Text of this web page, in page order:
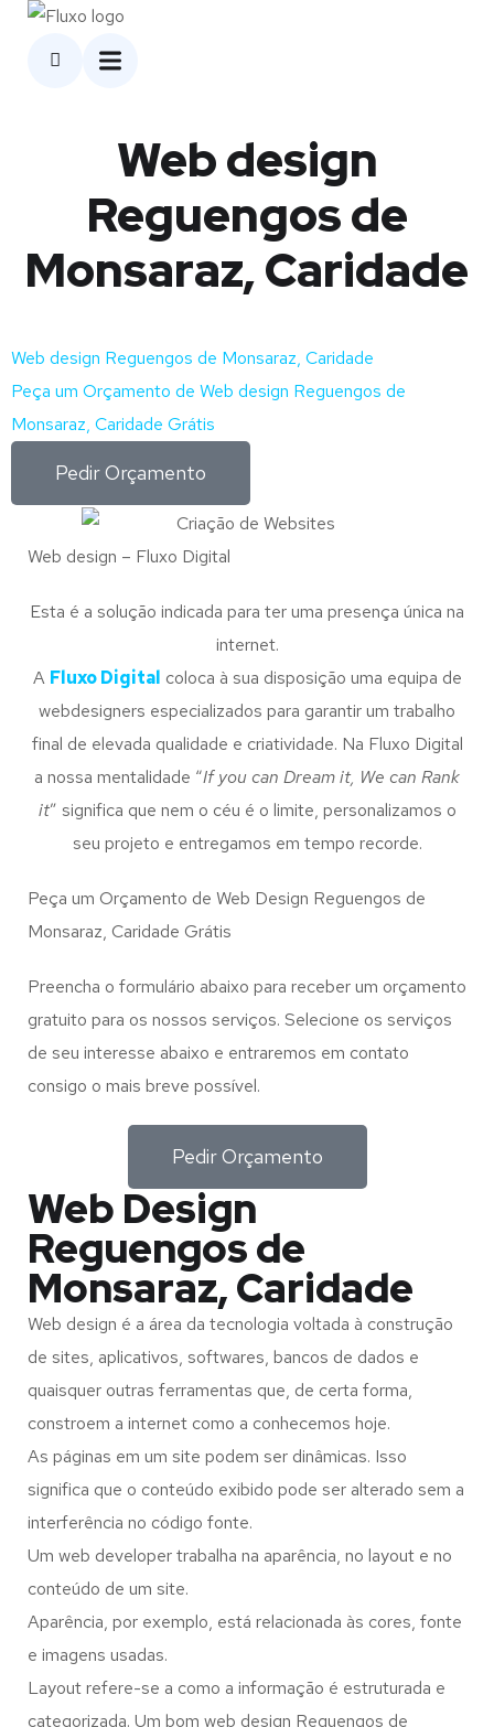
Web design
Reguengos de
Monsaraz, Caridade
Web design Reguengos de Monsaraz, Caridade
Peça um Orçamento de Web design Reguengos de
Monsaraz, Caridade Grátis
Pedir Orçamento
Web design – Fluxo Digital
Esta é a solução indicada para ter uma presença única na
internet.
A Fluxo Digital coloca à sua disposição uma equipa de
webdesigners especializados para garantir um trabalho
final de elevada qualidade e criatividade. Na Fluxo Digital
a nossa mentalidade “If you can Dream it, We can Rank
it” significa que nem o céu é o limite, personalizamos o
seu projeto e entregamos em tempo recorde.
Peça um Orçamento de Web Design Reguengos de
Monsaraz, Caridade Grátis
Preencha o formulário abaixo para receber um orçamento
gratuito para os nossos serviços. Selecione os serviços
de seu interesse abaixo e entraremos em contato
consigo o mais breve possível.
Pedir Orçamento
Web Design
Reguengos de
Monsaraz, Caridade
Web design é a área da tecnologia voltada à construção
de sites, aplicativos, softwares, bancos de dados e
quaisquer outras ferramentas que, de certa forma,
constroem a internet como a conhecemos hoje.
As páginas em um site podem ser dinâmicas. Isso
significa que o conteúdo exibido pode ser alterado sem a
interferência no código fonte.
Um web developer trabalha na aparência, no layout e no
conteúdo de um site.
Aparência, por exemplo, está relacionada às cores, fonte
e imagens usadas.
Layout refere-se a como a informação é estruturada e
categorizada. Um bom web design Reguengos de